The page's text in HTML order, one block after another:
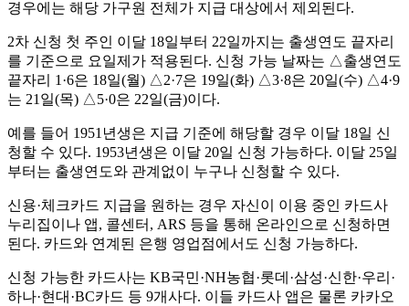
경우에는 해당 가구원 전체가 지급 대상에서 제외된다.
2차 신청 첫 주인 이달 18일부터 22일까지는 출생연도 끝자리
를 기준으로 요일제가 적용된다. 신청 가능 날짜는 △출생연도
끝자리 1·6은 18일(월) △2·7은 19일(화) △3·8은 20일(수) △4·9
는 21일(목) △5·0은 22일(금)이다.
예를 들어 1951년생은 지급 기준에 해당할 경우 이달 18일 신
청할 수 있다. 1953년생은 이달 20일 신청 가능하다. 이달 25일
부터는 출생연도와 관계없이 누구나 신청할 수 있다.
신용·체크카드 지급을 원하는 경우 자신이 이용 중인 카드사
누리집이나 앱, 콜센터, ARS 등을 통해 온라인으로 신청하면
된다. 카드와 연계된 은행 영업점에서도 신청 가능하다.
신청 가능한 카드사는 KB국민·NH농협·롯데·삼성·신한·우리·
하나·현대·BC카드 등 9개사다. 이들 카드사 앱은 물론 카카오